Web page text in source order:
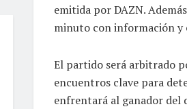
emitida por DAZN.
minuto con información y
El partido será arbitrado
encuentros clave para
enfrentará al ganador del